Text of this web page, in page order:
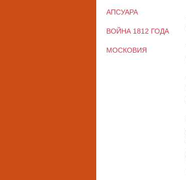
АПСУАРА
ВОЙНА 1812 ГОДА
МОСКОВИЯ